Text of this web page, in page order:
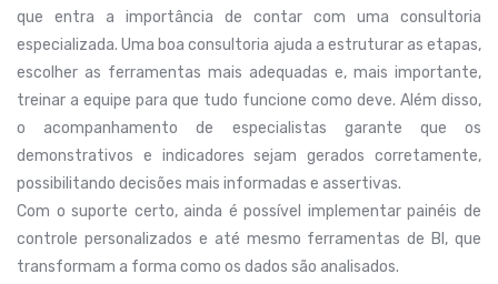
que entra a importância de contar com uma consultoria
especializada. Uma boa consultoria ajuda a estruturar as etapas,
escolher as ferramentas mais adequadas e, mais importante,
treinar a equipe para que tudo funcione como deve. Além disso,
o acompanhamento de especialistas garante que os
demonstrativos e indicadores sejam gerados corretamente,
possibilitando decisões mais informadas e assertivas.
Com o suporte certo, ainda é possível implementar painéis de
controle personalizados e até mesmo ferramentas de BI, que
transformam a forma como os dados são analisados.